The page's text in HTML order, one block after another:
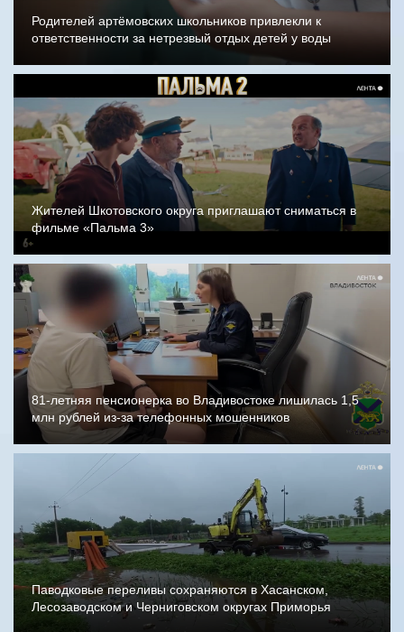
Родителей артёмовских школьников привлекли к
ответственности за нетрезвый отдых детей у воды
Жителей Шкотовского округа приглашают сниматься в
фильме «Пальма 3»
81-летняя пенсионерка во Владивостоке лишилась 1,5
млн рублей из-за телефонных мошенников
Паводковые переливы сохраняются в Хасанском,
Лесозаводском и Черниговском округах Приморья